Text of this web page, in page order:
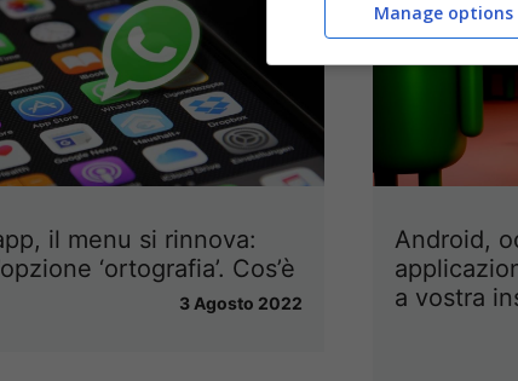
il menu si rinnova:
‘ortografia’. Cos’è
3 Agosto 2022
Android,
a vostra
Manage options